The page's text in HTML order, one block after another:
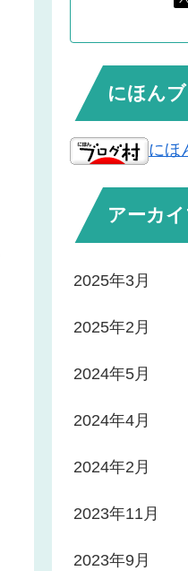
にほん
にほ
アーカ
2025年3月
2025年2月
2024年5月
2024年4月
2024年2月
2023年11月
2023年9月